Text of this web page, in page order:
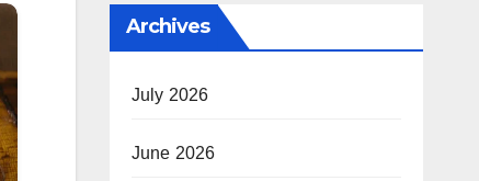
Archives
July 2026
June 2026